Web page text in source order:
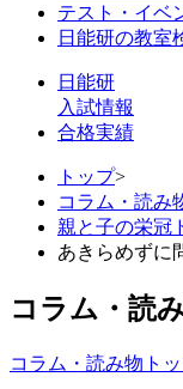
テスト・イベ
日能研の教室
日能研
入試情報
合格実績
トップ>
コラム・読み
親と子の栄冠
あきらめずに
コラム・読
コラム・読み物ト